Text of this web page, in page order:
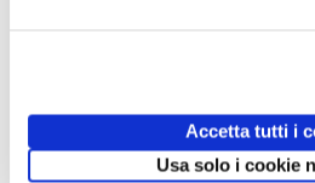
Accetta tutti i
Usa solo i cookie
Settembre
ore 10:30